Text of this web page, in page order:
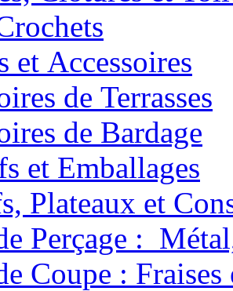
et Accessoires
de Terrasses
de Bardage
et Emballages
Plateaux et
Perçage :
Coupe : Fraises